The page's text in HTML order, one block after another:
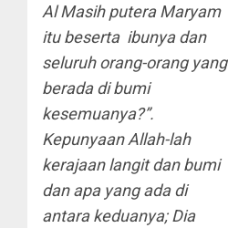
Al Masih putera Maryam
itu beserta ibunya dan
seluruh orang-orang yang
berada di bumi
kesemuanya?”.
Kepunyaan Allah-lah
kerajaan langit dan bumi
dan apa yang ada di
antara keduanya; Dia